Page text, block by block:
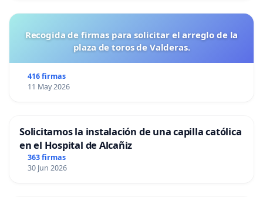
Recogida de firmas para solicitar el arreglo de la
plaza de toros de Valderas.
416 firmas
11 May 2026
Solicitamos la instalación de una capilla católica
en el Hospital de Alcañiz
363 firmas
30 Jun 2026